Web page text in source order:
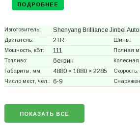
ПОДРОБНЕЕ
Изготовитель: Shenyang Brilliance Jinbei
Двигатель: 2TR Шины:
Мощность, кВт: 111 Полная
Топливо: бензин
Габариты, мм: 4880 × 1880 × 2285 Скорость,
Число мест, чел.: 6-9
ПОКАЗАТЬ ВСЕ